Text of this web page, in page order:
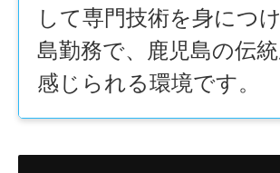
して専門技術を身につ
島勤務で、鹿児島の伝
感じられる環境です。